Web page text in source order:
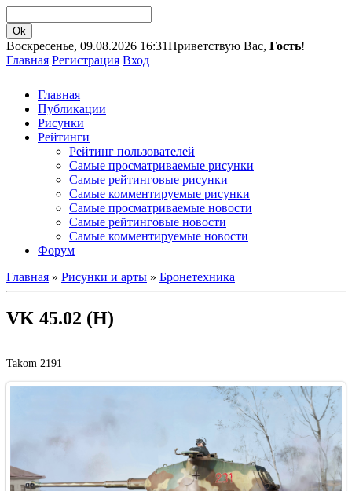
Воскресенье, 09.08.2026 16:31Приветствую Вас, Гость!
Главная Регистрация Вход
Главная
Публикации
Рисунки
Рейтинги
Рейтинг пользователей
Самые просматриваемые рисунки
Самые рейтинговые рисунки
Самые комментируемые рисунки
Самые просматриваемые новости
Самые рейтинговые новости
Самые комментируемые новости
Форум
Главная » Рисунки и арты » Бронетехника
VK 45.02 (H)
Takom 2191